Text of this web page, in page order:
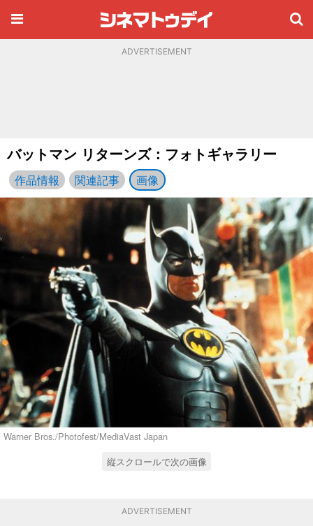
ADVERTISEMENT
バットマン リターンズ：フォトギャラリー
作品情報 関連記事 画像
Warner Bros./Photofest/MediaVast Japan
縦スクロールで次の画像
ADVERTISEMENT